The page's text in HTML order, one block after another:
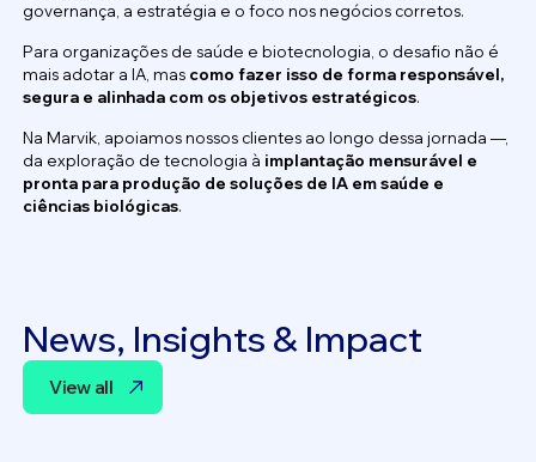
governança, a estratégia e o foco nos negócios corretos.
Para organizações de saúde e biotecnologia, o desafio não é
mais adotar a IA, mas como fazer isso de forma responsável,
segura e alinhada com os objetivos estratégicos.
Na Marvik, apoiamos nossos clientes ao longo dessa jornada —,
da exploração de tecnologia à implantação mensurável e
pronta para produção de soluções de IA em saúde e
ciências biológicas.
News, Insights & Impact
View all